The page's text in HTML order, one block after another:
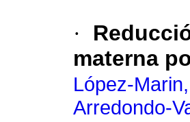
·
materna
López-
Arredondo-